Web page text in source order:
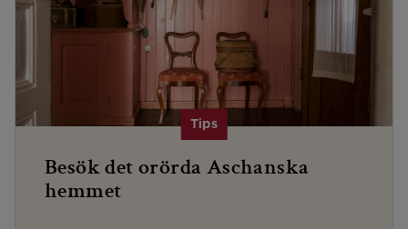
Besök det orörda Aschanska
hemmet